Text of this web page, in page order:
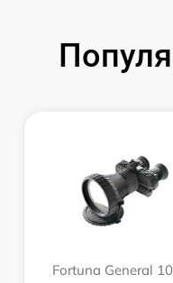
корпуса
(Обновление ПО)
платы управления
после
Fortuna General